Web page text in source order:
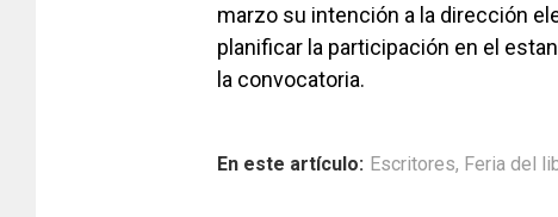
marzo su intención a la dirección
planificar la participación en el
la convocatoria.
En este artículo: Escritores, Feria del